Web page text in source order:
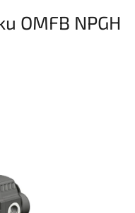
OMFB NPGH